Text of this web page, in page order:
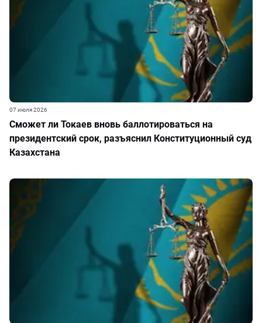
Сможет ли Токаев вновь баллотироваться на
президентский срок, разъяснил Конституционный суд
Казахстана
07 июля 2026